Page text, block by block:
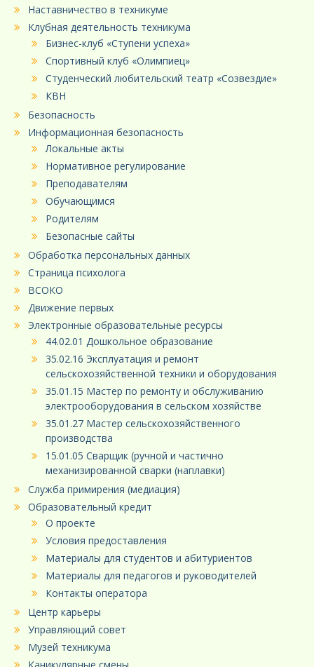
Наставничество в техникуме
Клубная деятельность техникума
Бизнес-клуб «Ступени успеха»
Спортивный клуб «Олимпиец»
Студенческий любительский театр «Созвездие»
КВН
Безопасность
Информационная безопасность
Локальные акты
Нормативное регулирование
Преподавателям
Обучающимся
Родителям
Безопасные сайты
Обработка персональных данных
Страница психолога
ВСОКО
Движение первых
Электронные образовательные ресурсы
44.02.01 Дошкольное образование
35.02.16 Эксплуатация и ремонт
сельскохозяйственной техники и оборудования
35.01.15 Мастер по ремонту и обслуживанию
электрооборудования в сельском хозяйстве
35.01.27 Мастер сельскохозяйственного
производства
15.01.05 Сварщик (ручной и частично
механизированной сварки (наплавки)
Служба примирения (медиация)
Образовательный кредит
О проекте
Условия предоставления
Материалы для студентов и абитуриентов
Материалы для педагогов и руководителей
Контакты оператора
Центр карьеры
Управляющий совет
Музей техникума